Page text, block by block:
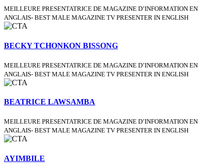
MEILLEURE PRESENTATRICE DE MAGAZINE D’INFORMATION EN
ANGLAIS- BEST MALE MAGAZINE TV PRESENTER IN ENGLISH
BECKY TCHONKON BISSONG
MEILLEURE PRESENTATRICE DE MAGAZINE D’INFORMATION EN
ANGLAIS- BEST MALE MAGAZINE TV PRESENTER IN ENGLISH
BEATRICE LAWSAMBA
MEILLEURE PRESENTATRICE DE MAGAZINE D’INFORMATION EN
ANGLAIS- BEST MALE MAGAZINE TV PRESENTER IN ENGLISH
AYIMBILE